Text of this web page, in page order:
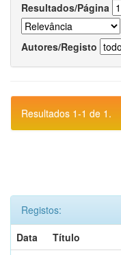
Resultados/Página
Autores/Registo
Resultados 1-1 de 1.
Registos:
Data
Título